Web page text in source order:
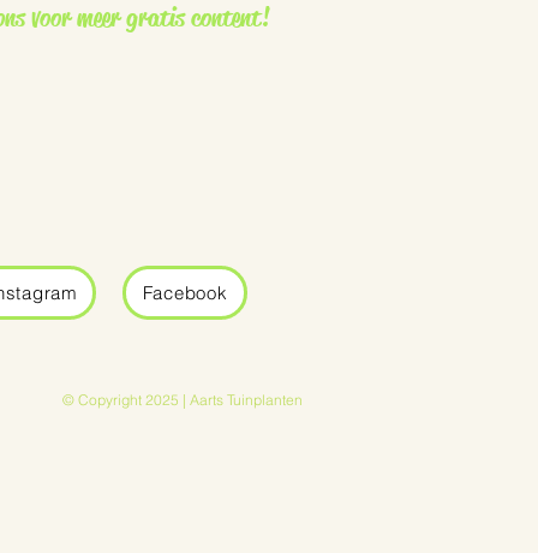
voor meer gratis content!
Facebook
© Copyright 2025 | Aarts Tuinplanten